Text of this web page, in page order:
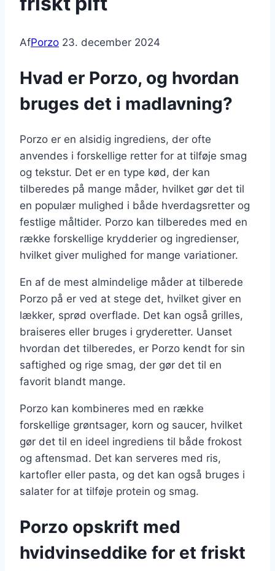
AfPorzo 23. december 2024
Hvad er Porzo, og hvordan
bruges det i madlavning?
Porzo er en alsidig ingrediens, der ofte
anvendes i forskellige retter for at tilføje smag
og tekstur. Det er en type kød, der kan
tilberedes på mange måder, hvilket gør det til
en populær mulighed i både hverdagsretter og
festlige måltider. Porzo kan tilberedes med en
række forskellige krydderier og ingredienser,
hvilket giver mulighed for mange variationer.
En af de mest almindelige måder at tilberede
Porzo på er ved at stege det, hvilket giver en
lækker, sprød overflade. Det kan også grilles,
braiseres eller bruges i gryderetter. Uanset
hvordan det tilberedes, er Porzo kendt for sin
saftighed og rige smag, der gør det til en
favorit blandt mange.
Porzo kan kombineres med en række
forskellige grøntsager, korn og saucer, hvilket
gør det til en ideel ingrediens til både frokost
og aftensmad. Det kan serveres med ris,
kartofler eller pasta, og det kan også bruges i
salater for at tilføje protein og smag.
Porzo opskrift med
hvidvinseddike for et friskt